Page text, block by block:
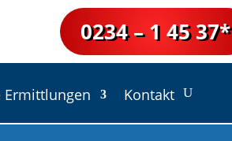
0234 – 1 45 37*
Ermittlungen Kontakt